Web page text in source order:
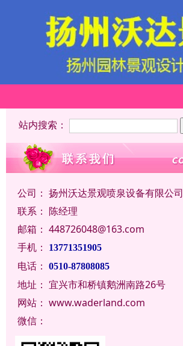
站内搜索：
公司： 扬州沃达景观喷泉设备有限公司
联系： 陈经理
邮箱： 448726048@163.com
手机：
13771351905
电话： 0510-87808085
地址： 宜兴市和桥镇鹅洲南路26号
网站： www.waderland.com
微信：